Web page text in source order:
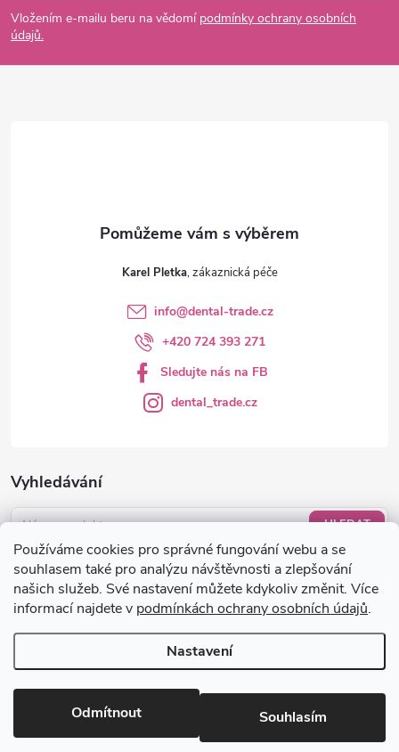
Používáme cookies pro správné fungování webu a se
souhlasem také pro analýzu návštěvnosti a zlepšování
našich služeb. Své nastavení můžete kdykoliv změnit. Více
informací najdete v podmínkách ochrany osobních údajů.
Nastavení
Odmítnout Souhlasím
p
a
Vložením e-mailu beru na vědomí podmínky ochrany osobních
údajů.
Vyhledávání
HLEDAT
Nákupní košík
0KS /0 KČ
Karel Pletka
info@dental-trade.cz
+420 724 393 271
Sledujte nás na FB
dental_trade.cz
Copyright 2026dental-trade.cz. Všechna práva vyhrazena.Upravit
nastavení cookies